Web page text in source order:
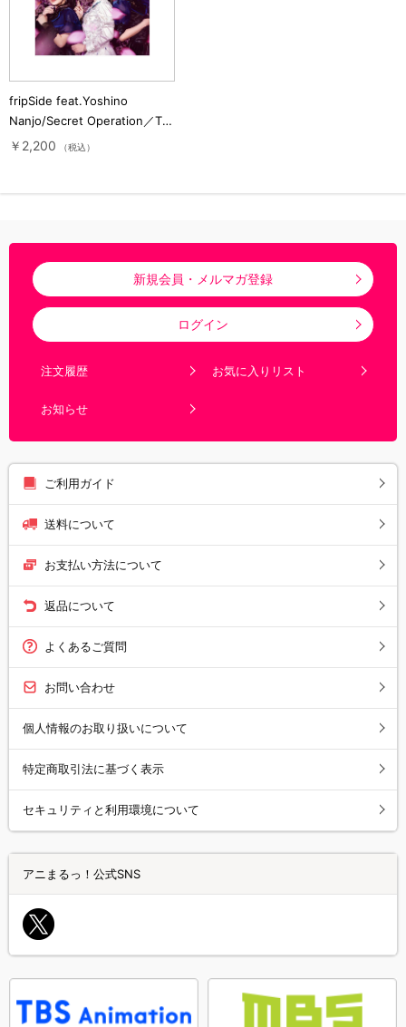
fripSide feat.Yoshino
Nanjo/Secret Operation／TV
アニメ「夜桜さんちの大作戦」
￥2,200 （税込）
新規会員・メルマガ登録
ログイン
注文履歴 お気に入りリスト
お知らせ
ご利用ガイド
送料について
お支払い方法について
返品について
よくあるご質問
お問い合わせ
個人情報のお取り扱いについて
特定商取引法に基づく表示
セキュリティと利用環境について
アニまるっ！公式SNS